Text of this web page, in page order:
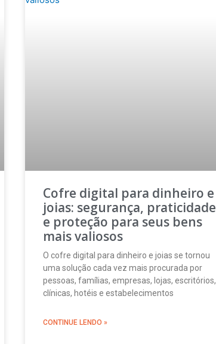
Cofre digital para dinheiro e
joias: segurança, praticidade
e proteção para seus bens
mais valiosos
O cofre digital para dinheiro e joias se tornou
uma solução cada vez mais procurada por
pessoas, famílias, empresas, lojas, escritórios,
clínicas, hotéis e estabelecimentos
CONTINUE LENDO »